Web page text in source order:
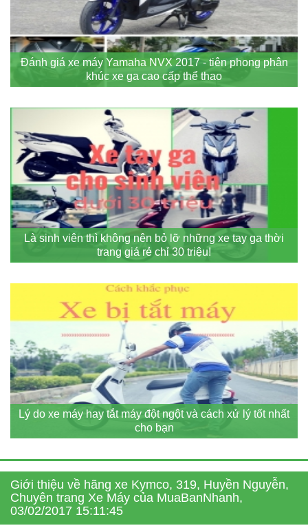
Đánh giá xe máy Yamaha NVX 2017 - tiên phong phân
khúc xe ga cao cấp thể thao
Là sinh viên thì không nên bỏ lỡ những xe tay ga thời
trang giá rẻ chỉ 30 triệu!
Lý do xe máy hay tắt máy đột ngột và cách xử lý tốt nhất
cho bạn
Giới thiệu về hãng xe Kymco, 319, Huyền Nguyễn,
Chuyên trang Xe Máy của MuaBanNhanh,
03/02/2017 15:11:45